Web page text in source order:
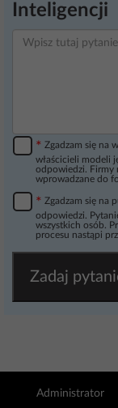
Inteligencji
* Zgadzam się na
właścicieli modeli
odpowiedzi. Firmy
wprowadzane do
* Zgadzam się na
odpowiedzi.
wszystkich osób.
procesu nastąpi
Zadaj
Administrator